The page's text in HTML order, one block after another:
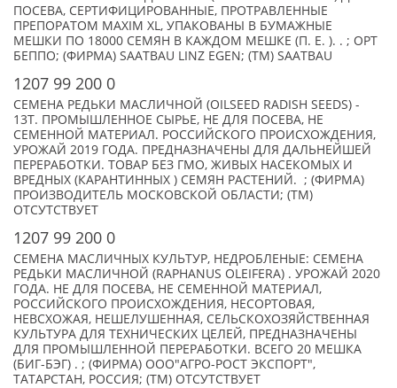
ПОСЕВА, СЕРТИФИЦИРОВАННЫЕ, ПРОТРАВЛЕННЫЕ
ПРЕПОРАТОМ MAXIM XL, УПАКОВАНЫ В БУМАЖНЫЕ
МЕШКИ ПО 18000 СЕМЯН В КАЖДОМ МЕШКЕ (П. Е. ). . ; ОРТ
БЕППО; (ФИРМА) SAATBAU LINZ EGEN; (TM) SAATBAU
1207 99 200 0
СЕМЕНА РЕДЬКИ МАСЛИЧНОЙ (OILSEED RADISH SEEDS) -
13Т. ПРОМЫШЛЕННОЕ СЫРЬЕ, НЕ ДЛЯ ПОСЕВА, НЕ
СЕМЕННОЙ МАТЕРИАЛ. РОССИЙСКОГО ПРОИСХОЖДЕНИЯ,
УРОЖАЙ 2019 ГОДА. ПРЕДНАЗНАЧЕНЫ ДЛЯ ДАЛЬНЕЙШЕЙ
ПЕРЕРАБОТКИ. ТОВАР БЕЗ ГМО, ЖИВЫХ НАСЕКОМЫХ И
ВРЕДНЫХ (КАРАНТИННЫХ ) СЕМЯН РАСТЕНИЙ. ; (ФИРМА)
ПРОИЗВОДИТЕЛЬ МОСКОВСКОЙ ОБЛАСТИ; (TM)
ОТСУТСТВУЕТ
1207 99 200 0
СЕМЕНА МАСЛИЧНЫХ КУЛЬТУР, НЕДРОБЛЕНЫЕ: СЕМЕНА
РЕДЬКИ МАСЛИЧНОЙ (RAPHANUS OLEIFERA) . УРОЖАЙ 2020
ГОДА. НЕ ДЛЯ ПОСЕВА, НЕ СЕМЕННОЙ МАТЕРИАЛ,
РОССИЙСКОГО ПРОИСХОЖДЕНИЯ, НЕСОРТОВАЯ,
НЕВСХОЖАЯ, НЕШЕЛУШЕННАЯ, СЕЛЬСКОХОЗЯЙСТВЕННАЯ
КУЛЬТУРА ДЛЯ ТЕХНИЧЕСКИХ ЦЕЛЕЙ, ПРЕДНАЗНАЧЕНЫ
ДЛЯ ПРОМЫШЛЕННОЙ ПЕРЕРАБОТКИ. ВСЕГО 20 МЕШКА
(БИГ-БЭГ) . ; (ФИРМА) ООО"АГРО-РОСТ ЭКСПОРТ",
ТАТАРСТАН, РОССИЯ; (TM) ОТСУТСТВУЕТ